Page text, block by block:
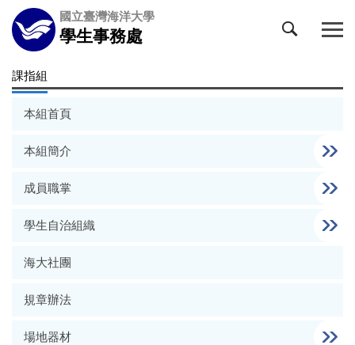
跳
到
主
內
國立臺灣海洋大學
學生事務處
課指組
本組首頁
本組簡介
成員職掌
學生自治組織
海大社團
規章辦法
場地器材